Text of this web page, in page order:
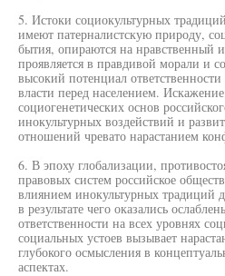
5. Истоки социокультурных
имеют патерналистскую природу,
бытия, опираются на нравственный
проявляется в правдивой морали и
высокий потенциал
власти перед населением.
социогенетических основ
инокультурных воздействий и
отношений чревато нарастанием
6. В эпоху глобализации,
правовых систем российское
влиянием инокультурных традиций
в результате чего оказались
ответственности на всех уровнях
социальных устоев вызывает
глубокого осмысления в
аспектах.